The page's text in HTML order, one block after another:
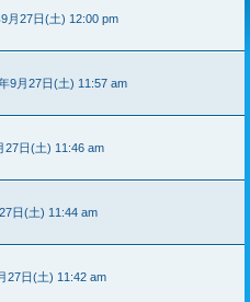
月27日(土) 12:00 pm
9月27日(土) 11:57 am
27日(土) 11:46 am
日(土) 11:44 am
27日(土) 11:42 am